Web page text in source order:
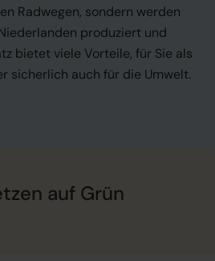
Radwegen, sondern werden
produziert und
bietet viele Vorteile, für Sie als
sicherlich auch für die Umwelt.
auf Grün